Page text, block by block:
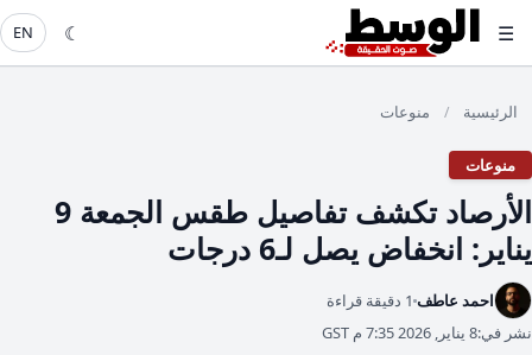
☰
☾
EN
الرئيسية / منوعات
منوعات
الأرصاد تكشف تفاصيل طقس الجمعة 9
يناير: انخفاض يصل لـ6 درجات
احمد عاطف 1 دقيقة قراءة
نشر في:8 يناير, 2026 7:35 م GST